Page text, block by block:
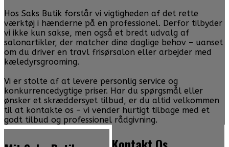
Hos Saks Butik forstår vi vigtigheden af det rette
værktøj i hænderne på en professionel. Derfor tilbyder
vi ikke kun sakse, men også et bredt udvalg af
salonartikler, der matcher dine daglige behov – uanset
om du driver en travl frisørsalon eller arbejder med
kæledyrsgrooming.
Vi er stolte af at levere personlig service og
konkurrencedygtige priser. Har du spørgsmål eller
ønsker et skræddersyet tilbud, er du altid velkommen
til at kontakte os – vi vender hurtigt tilbage med et
godt tilbud og professionel rådgivning.